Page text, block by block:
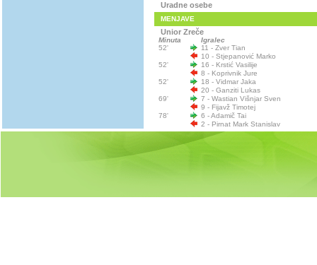
Uradne osebe
MENJAVE
Unior Zreče
Minuta
Igralec
52'
11 - Zver Tian
10 - Stjepanović Marko
52'
16 - Krstić Vasilije
8 - Koprivnik Jure
52'
18 - Vidmar Jaka
20 - Ganziti Lukas
69'
7 - Wastian Višnjar Sven
9 - Fijavž Timotej
78'
6 - Adamič Tai
2 - Pirnat Mark Stanislav